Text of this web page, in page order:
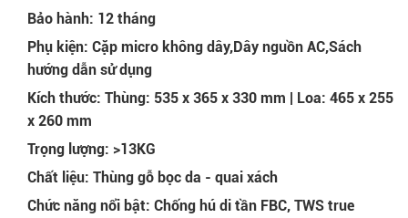
Bảo hành: 12 tháng
Phụ kiện: Cặp micro không dây,Dây nguồn AC,Sách
hướng dẫn sử dụng
Kích thước: Thùng: 535 x 365 x 330 mm | Loa: 465 x 255
x 260 mm
Trọng lượng: >13KG
Chất liệu: Thùng gỗ bọc da - quai xách
Chức năng nổi bật: Chống hú di tần FBC, TWS true